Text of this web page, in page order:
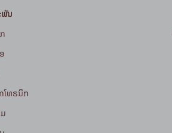
ພັນ
ໂທຣນິກ